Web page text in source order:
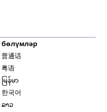
бөлүмләр
普通话
粤语
မြန်မာ
한국어
ລາວ